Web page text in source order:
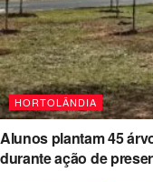
HORTOLÂNDIA
Alunos plantam 45
durante ação de